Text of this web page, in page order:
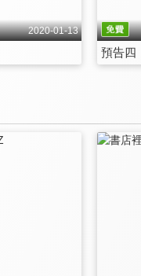
2020-01-13
預告四